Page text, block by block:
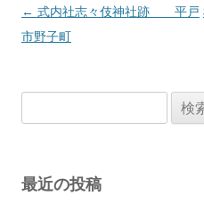
投
稿
ョ
← 式内社志々伎神社跡 平戸
市野子町
索:
最近の投稿